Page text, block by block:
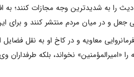
را به شدیدترین وجه مجازات کنند؛ به
و در میان مردم منتشر کنند و برای
معاویه و در کاخ او به نقل
«امیرالمؤمنین» نخواند، بلکه